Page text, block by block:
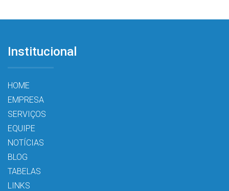
Institucional
HOME
EMPRESA
SERVIÇOS
EQUIPE
NOTÍCIAS
BLOG
TABELAS
LINKS